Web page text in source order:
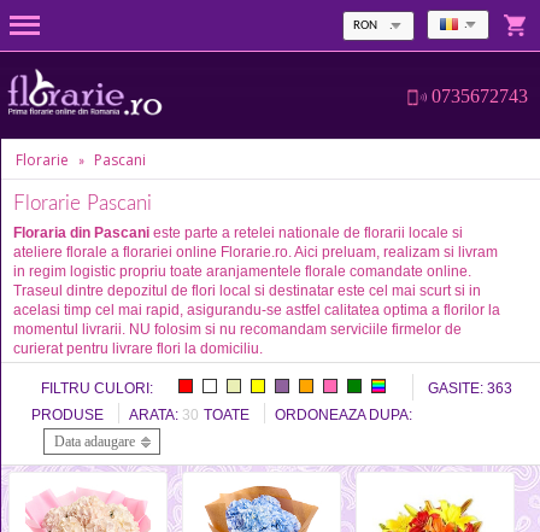
RON
0735672743
Florarie » Pascani
Florarie Pascani
Floraria din Pascani este parte a retelei nationale de florarii locale si
ateliere florale a florariei online Florarie.ro. Aici preluam, realizam si livram
in regim logistic propriu toate aranjamentele florale comandate online.
Traseul dintre depozitul de flori local si destinatar este cel mai scurt si in
acelasi timp cel mai rapid, asigurandu-se astfel calitatea optima a florilor la
momentul livrarii. NU folosim si nu recomandam serviciile firmelor de
curierat pentru livrare flori la domiciliu.
FILTRU CULORI: GASITE: 363
PRODUSE
ARATA: 30 TOATE
ORDONEAZA DUPA:
Data adaugare